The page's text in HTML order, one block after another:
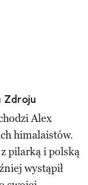
Zdroju
Alex
himalaistów.
pilarką i polską
wystąpił